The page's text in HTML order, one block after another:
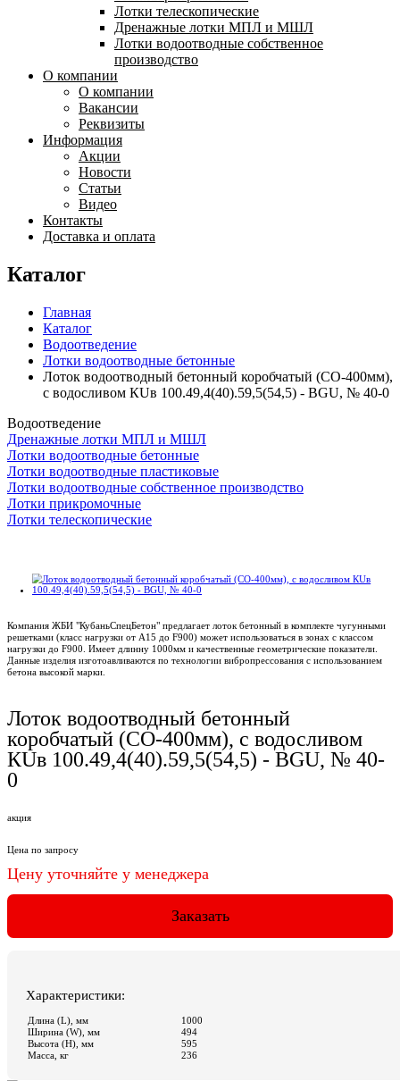
Лотки телескопические
Дренажные лотки МПЛ и МШЛ
Лотки водоотводные собственное
производство
О компании
О компании
Вакансии
Реквизиты
Информация
Акции
Новости
Статьи
Видео
Контакты
Доставка и оплата
Каталог
Главная
Каталог
Водоотведение
Лотки водоотводные бетонные
Лоток водоотводный бетонный коробчатый (СО-400мм),
с водосливом КUв 100.49,4(40).59,5(54,5) - BGU, № 40-0
Водоотведение
Дренажные лотки МПЛ и МШЛ
Лотки водоотводные бетонные
Лотки водоотводные пластиковые
Лотки водоотводные собственное производство
Лотки прикромочные
Лотки телескопические